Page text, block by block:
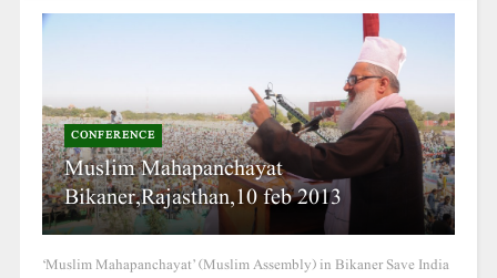
CONFERENCE
Muslim Mahapanchayat
Bikaner,Rajasthan,10 feb 2013
‘Muslim Mahapanchayat’ (Muslim Assembly) in Bikaner Save India